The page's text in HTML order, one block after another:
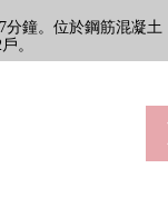
分鐘。位於鋼筋混凝土
。
盡管是愉快，但是渡過
全面考慮的Mansion。
者微小的會議。
采光被確保是容易明亮
要的寵物一起渡過(規
開放式廚房被采用。
放感覺出生。在孩子的
蓋。
氣被采用所以客氣的溫
家族的家務負擔。
凈水器。
也好像拓寬。
所以但是便利。寬鬆的
作為卧室以及書齋可以
地使洗的衣物乾燥。作
偷走櫃台即使兩個人排
衛生紙或者打掃用品收
金被配置。
每天的生活的生活設施
集支持每天的餐桌。事